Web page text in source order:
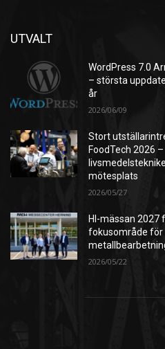
UTVALT
WordPress 7.0
– största
år
2026/06/09
Stort
FoodTech 2026 –
mötesplats
2026/05/27
HI-mässan 2027
fokusområde för
2026/05/22